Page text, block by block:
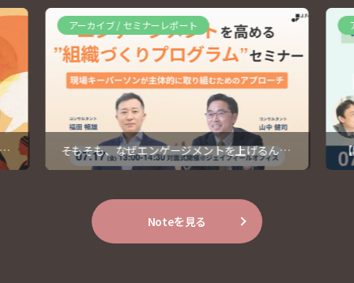
Noteを見る
アーカイブ / セミナーレポート
そもそも、なぜエンゲージメントを上げるんだ
っけ？【開催レポート】
1